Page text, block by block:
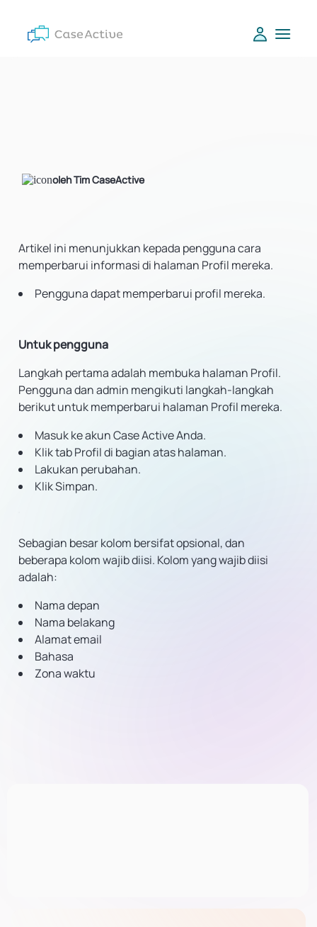
oleh Tim CaseActive
Artikel ini menunjukkan kepada pengguna cara
memperbarui informasi di halaman Profil mereka.
Pengguna dapat memperbarui profil mereka.
Untuk pengguna
Langkah pertama adalah membuka halaman Profil.
Pengguna dan admin mengikuti langkah-langkah
berikut untuk memperbarui halaman Profil mereka.
Masuk ke akun Case Active Anda.
Klik tab Profil di bagian atas halaman.
Lakukan perubahan.
Klik Simpan.
Sebagian besar kolom bersifat opsional, dan
beberapa kolom wajib diisi. Kolom yang wajib diisi
adalah:
Nama depan
Nama belakang
Alamat email
Bahasa
Zona waktu